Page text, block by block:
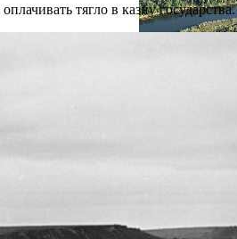
тягло в казну государства.